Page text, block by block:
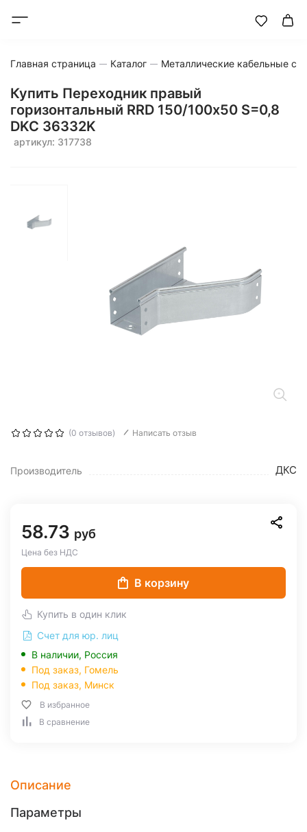
Главная страница Каталог Металлические кабельные
Купить Переходник правый
горизонтальный RRD 150/100х50 S=0,8
DKC 36332K
артикул: 317738
(0 отзывов) Написать отзыв
Производитель ДКС
58.73 руб
Цена без НДС
В корзину
Купить в один клик
Счет для юр. лиц
В наличии, Россия
Под заказ, Гомель
Под заказ, Минск
В избранное
В сравнение
Описание
Параметры